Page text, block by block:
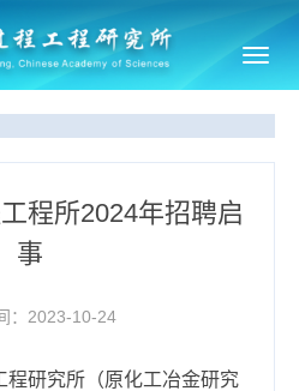
程所2024年招聘启
事
：2023-10-24
程研究所（原化工冶金研究